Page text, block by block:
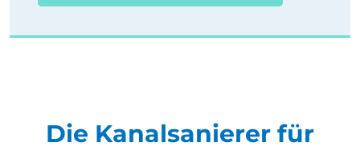
Die Kanalsanierer für